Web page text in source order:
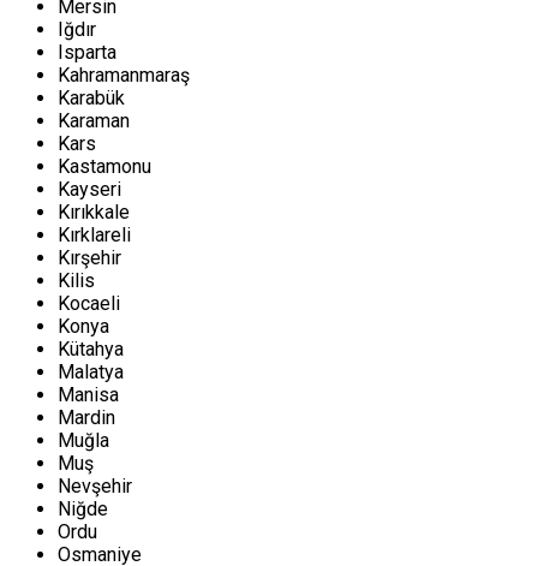
Mersin
Iğdır
Isparta
Kahramanmaraş
Karabük
Karaman
Kars
Kastamonu
Kayseri
Kırıkkale
Kırklareli
Kırşehir
Kilis
Kocaeli
Konya
Kütahya
Malatya
Manisa
Mardin
Muğla
Muş
Nevşehir
Niğde
Ordu
Osmaniye